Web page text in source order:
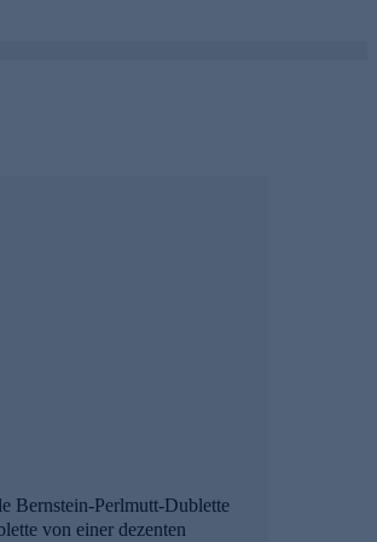
Bernstein-Perlmutt-Dublette
von einer dezenten